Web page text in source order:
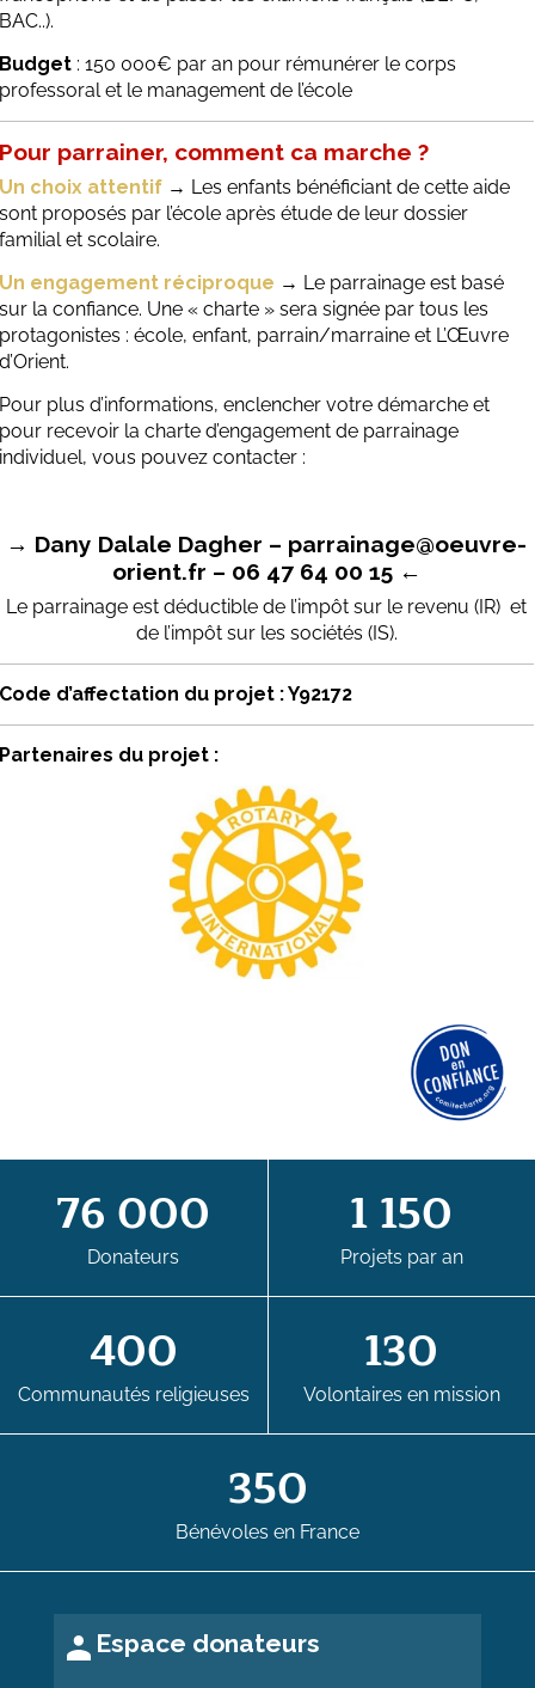
BAC..).
Budget : 150 000€ par an pour rémunérer le corps
professoral et le management de l’école
Pour parrainer, comment ca marche ?
Un choix attentif → Les enfants bénéficiant de cette aide
sont proposés par l’école après étude de leur dossier
familial et scolaire.
Un engagement réciproque → Le parrainage est basé
sur la confiance. Une « charte » sera signée par tous les
protagonistes : école, enfant, parrain/marraine et L’Œuvre
d’Orient.
Pour plus d’informations, enclencher votre démarche et
pour recevoir la charte d’engagement de parrainage
individuel, vous pouvez contacter :
→ Dany Dalale Dagher – parrainage@oeuvre-
orient.fr – 06 47 64 00 15 ←
Le parrainage est déductible de l’impôt sur le revenu (IR) et
de l’impôt sur les sociétés (IS).
Code d’affectation du projet : Y92172
Partenaires du projet :
76 000
Donateurs
1 150
Projets par an
400
Communautés religieuses
130
Volontaires en mission
350
Bénévoles en France
Espace donateurs